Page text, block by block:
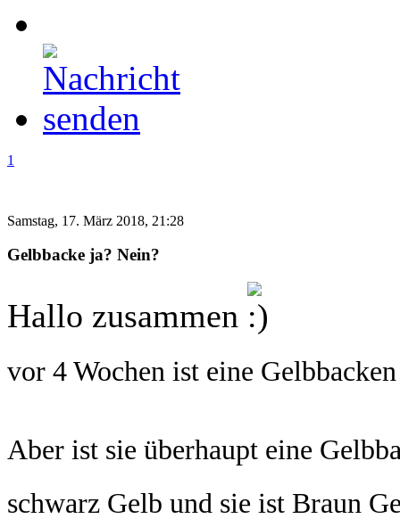
1
Samstag, 17. März 2018, 21:28
Gelbbacke ja? Nein?
Hallo zusammen
vor 4 Wochen ist eine
Aber ist sie überhaupt eine
schwarz Gelb und sie ist Braun